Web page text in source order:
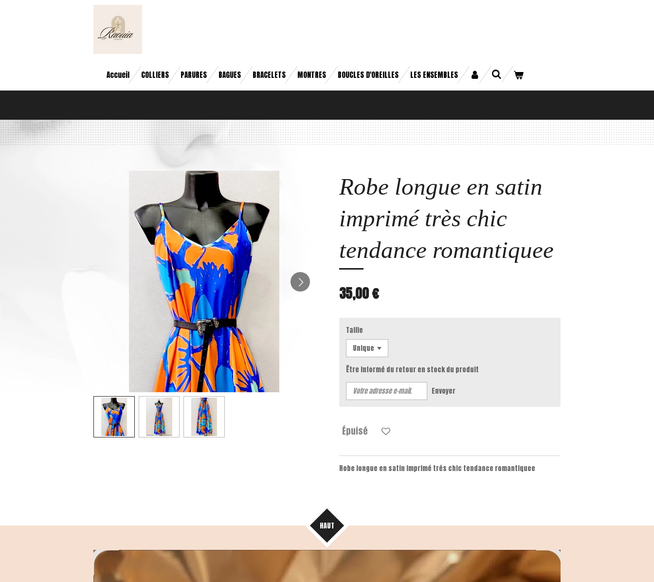
Accueil COLLIERS PARURES BAGUES BRACELETS MONTRES BOUCLES D'OREILLES LES ENSEMBLES
Robe longue en satin
imprimé très chic
tendance romantiquee
35,00 €
Taille
Être informé du retour en stock du produit
Envoyer
Épuisé
Robe longue en satin imprimé très chic tendance romantiquee
HAUT